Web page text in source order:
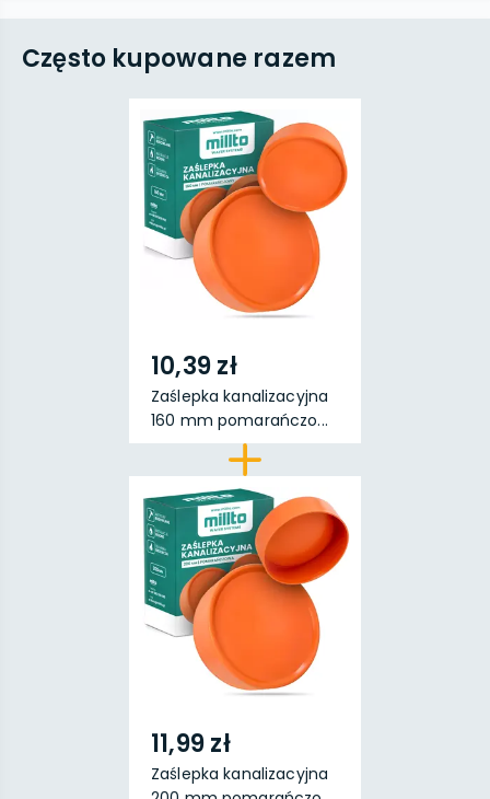
Często kupowane razem
10,39 zł
Zaślepka kanalizacyjna
160 mm pomarańczo...
11,99 zł
Zaślepka kanalizacyjna